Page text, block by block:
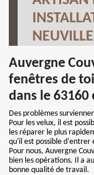
Auvergne
fenêtres de
dans le 63160
Des problèmes
Pour les velux, il est
les réparer le plus
qu'il est possible d'entrer
Pour nous, Auvergne
bien les opérations. Il a
bonne qualité de travail.